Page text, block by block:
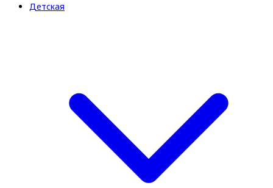
Детская